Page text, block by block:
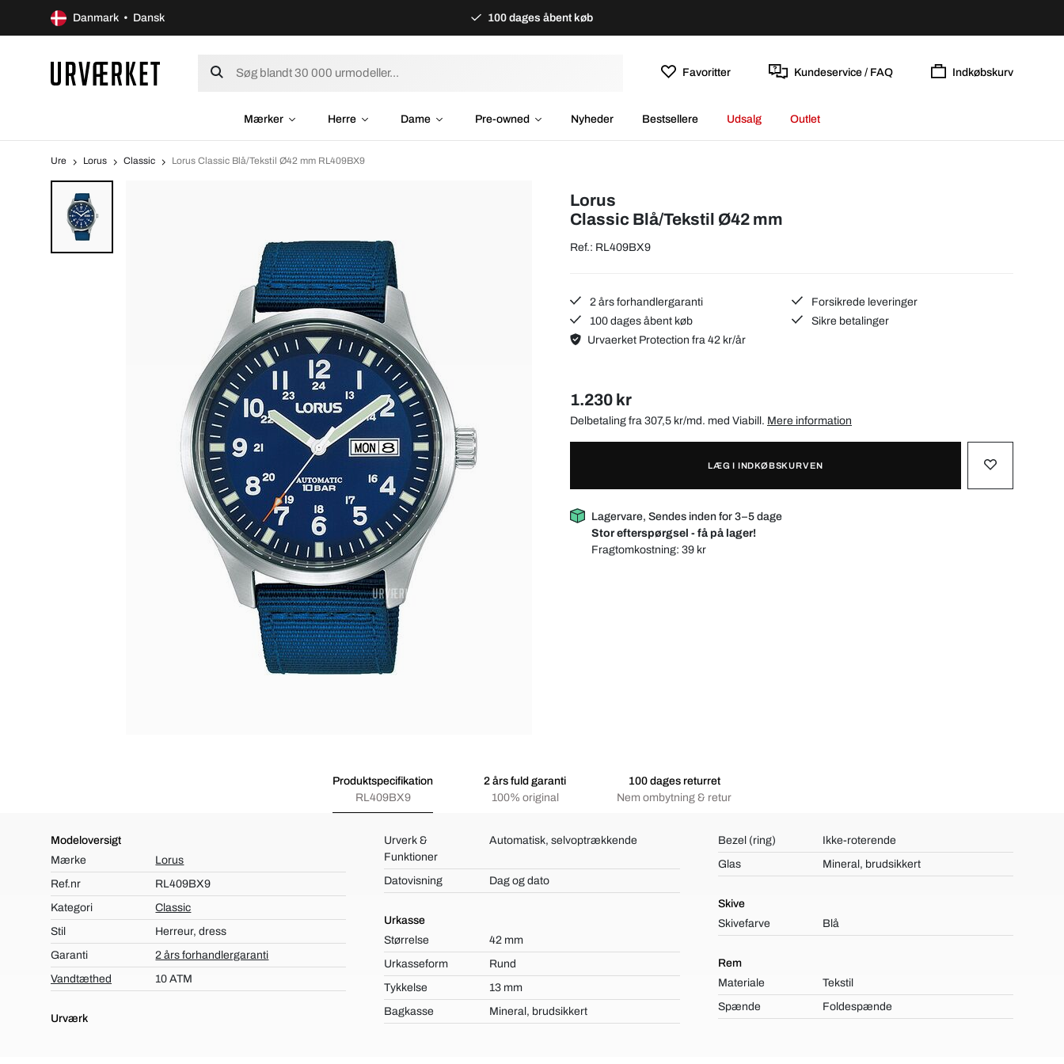
Danmark • Dansk 100 dages åbent køb
Favoritter Kundeservice / FAQ Indkøbskurv
Mærker Herre Dame Pre-owned Nyheder Bestsellere Udsalg Outlet
Ure Lorus Classic Lorus Classic Blå/Tekstil Ø42 mm RL409BX9
Lorus
Classic Blå/Tekstil Ø42 mm
Ref.: RL409BX9
2 års forhandlergaranti
Forsikrede leveringer
100 dages åbent køb
Sikre betalinger
Urvaerket Protection fra 42 kr/år
1.230 kr
Delbetaling fra 307,5 kr/md. med Viabill . Mere information
LÆG I INDKØBSKURVEN
Lagervare, Sendes inden for 3–5 dage
Stor efterspørgsel - få på lager!
Fragtomkostning:39 kr
Produktspecifikation
RL409BX9
2 års fuld garanti
100% original
100 dages returret
Nem ombytning & retur
Modeloversigt
Mærke
Lorus
Ref.nr
RL409BX9
Kategori
Classic
Stil
Herreur, dress
Garanti
2 års forhandlergaranti
Vandtæthed
10 ATM
Urværk
Urverk &
Funktioner
Automatisk, selvoptrækkende
Datovisning Dag og dato
Urkasse
Størrelse
42 mm
Urkasseform
Rund
Tykkelse
13 mm
Bagkasse
Mineral, brudsikkert
Bezel (ring)
Ikke-roterende
Glas
Mineral, brudsikkert
Skive
Skivefarve
Blå
Rem
Materiale
Tekstil
Spænde
Foldespænde